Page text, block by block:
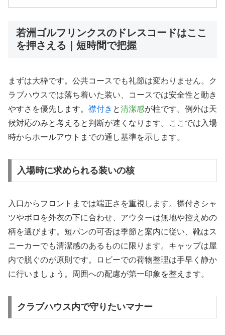
若洲ゴルフリンクスのドレスコードはここ
を押さえる｜短時間で把握
まずは大枠です。公共コースでも礼節は変わりません。ク
ラブハウスでは落ち着いた装い、コースでは安全性と動き
やすさを優先します。 襟付き と清潔感が柱です。例外は天
候対応のみと考えると判断が速くなります。ここでは入場
時からホールアウトまでの通し基準を示します。
入場時に求められる装いの核
入口からフロントまでは端正さを重視します。襟付きシャ
ツやポロを外衣の下に合わせ、アウターは無地や控えめの
柄を選びます。短パンの可否は季節と案内に従い、靴はス
ニーカーでも清潔感のあるものに限ります。キャップは屋
内で脱ぐのが原則です。ロビーでの荷物整理は手早く静か
に行いましょう。周囲への配慮が第一印象を整えます。
クラブハウス内で守りたいマナー